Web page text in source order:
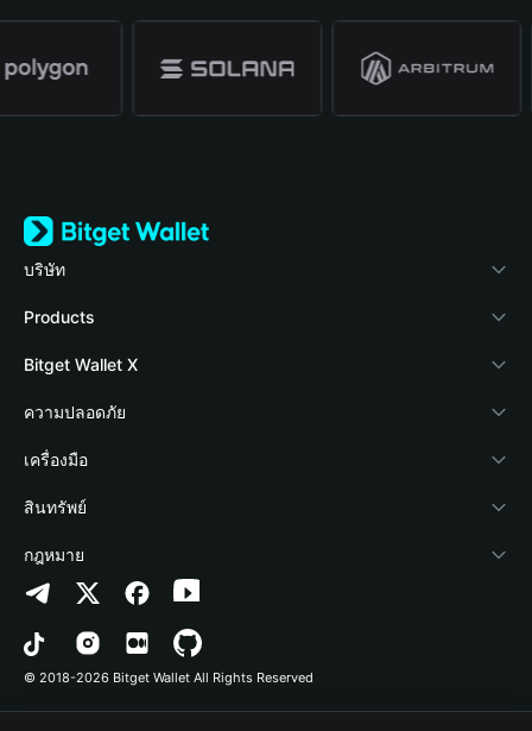
บริษัท
เกี่ยวกับ Bitget Wallet
Blog
Academy
ข่าวสารด้านคริปโต
ศูนย์ช่วยเหลือ
ติดต่อเรา
ทรัพยากรข้อมูลของแบรนด์
อาชีพ
Products
Crypto Card
Stablecoin Earn
Payfi Crypto
Crypto Swap API
Altcoin Season Index
Prediction Markets
DApp
Bitget Wallet X
นักพัฒนา
เชื่อมต่อ Wallet
Bitget Wallet Pay
ลิสต์โปรเจกต์
ความปลอดภัย
Protection Fund
เทคโนโลยีความปลอดภัย
เครื่องมือ
ซื้อคริปโต
การตรวจจับการอนุญาต
การตรวจจับสัญญา
การโอนเป็นชุด
สินทรัพย์
Arbitrum
Avalanche
Bitcoin
กฎหมาย
นโยบายความเป็นส่วนตัว
ข้อตกลงในการใช้บริการ
© 2018-2026 Bitget Wallet All Rights Reserved